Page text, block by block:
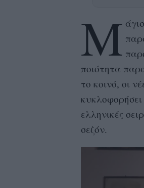
Μ
ποιότητα
το κοινό, οι
ελληνικές
σεζόν.